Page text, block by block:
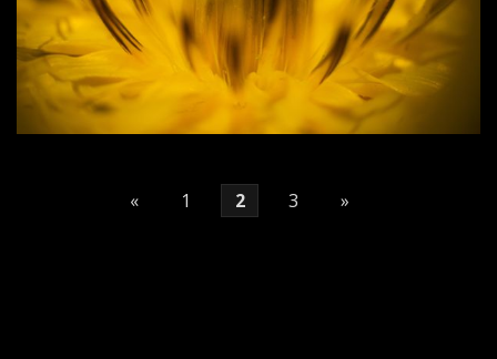
« 1 2 3 »